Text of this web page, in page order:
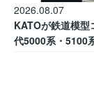
2026.08.07
KATOが鉄道模
代5000系・5100